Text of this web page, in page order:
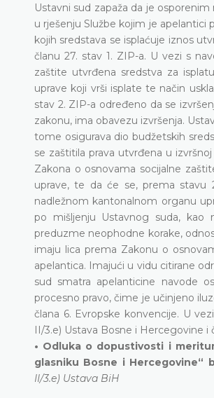
Ustavni sud zapaža da je
u rješenju Službe kojim je
kojih sredstava se isplaćuje iznos
članu 27. stav 1. ZIP-a. U vezi s
zaštite utvrđena sredstva za
uprave koji vrši isplate te način
stav 2. ZIP-a određeno da se
zakonu, ima obavezu izvršenja.
tome osigurava dio budžetskih
se zaštitila prava utvrđena u
Zakona o osnovama socijalne
uprave, te da će se, prema stavu
nadležnom kantonalnom organu
po mišljenju Ustavnog suda, kao
preduzme neophodne korake,
imaju lica prema Zakonu o
apelantica. Imajući u vidu citirane
sud smatra apelanticine navode
procesno pravo, čime je učinjeno
člana 6. Evropske konvencije. U
II/3.e) Ustava Bosne i Hercegovine i
• Odluka o dopustivosti i
glasniku Bosne i Hercegovine“
II/3.e) Ustava BiH